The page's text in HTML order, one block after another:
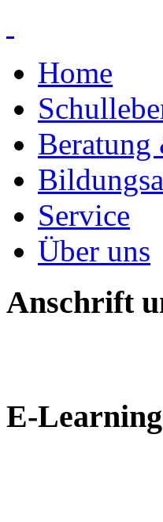
Home
Beratung
Service
Über uns
Anschrift
E-Learning